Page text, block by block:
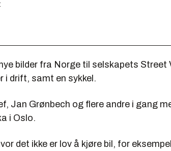
bilder fra Norge til selskapets Street
i drift, samt en sykkel.
Jan Grønbech og flere andre i gang
i Oslo.
det ikke er lov å kjøre bil, for